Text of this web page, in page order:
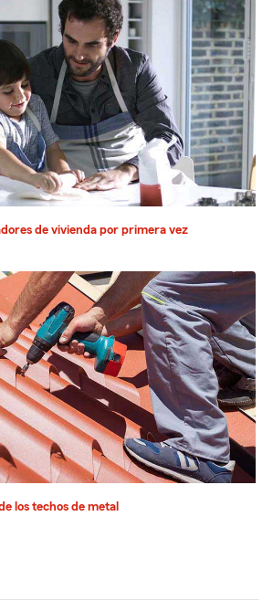
de vivienda por primera vez
los techos de metal